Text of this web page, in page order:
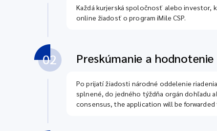
Každá kurjerská spoločnosť alebo investor,
online žiadosť o program iMile CSP.
02 Preskúmanie a hodnotenie
Po prijatí žiadosti národné oddelenie
splnené, do jedného týždňa orgán dohľadu
consensus, the application will be